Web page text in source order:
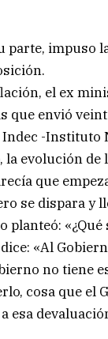
parte, impuso
el ex
que envió
Indec -
la evolución
que
se dispara y
planteó:
«Al
no tiene
cosa que el
esa